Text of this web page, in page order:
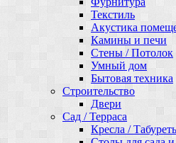
Текстиль
Акустика
Камины и печи
Стены / Потолок
Умный дом
Бытовая техника
Строительство
Двери
Сад / Терраса
Кресла /